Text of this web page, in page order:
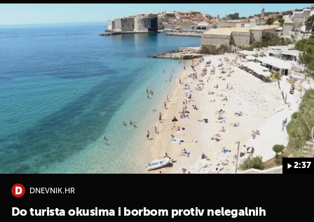
2:37
DNEVNIK.HR
Do turista okusima i borbom protiv nelegalnih